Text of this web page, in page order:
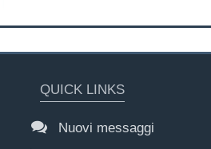
QUICK LINKS
Nuovi messaggi